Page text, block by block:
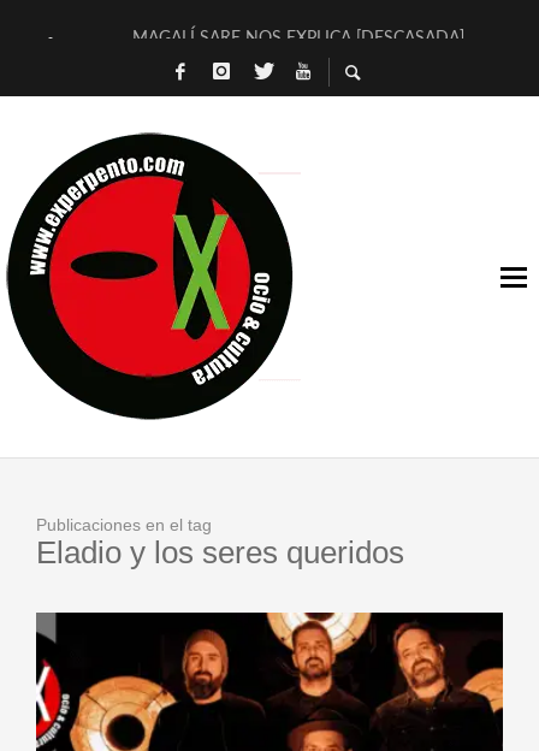
MAGALÍ SARE NOS EXPLICA [DESCASADA]
«NO TENGO PUTOS SUEÑOS»
[LA BOLA NEGRA] DE JAVIER CALVO Y JAVIER AMBROSSI
OSLO OVNIES LLEGAN CORRIENDO A ARANDA
FÉLIX CALVO NOS PRESENTA [LAS PALMERAS] (NOVELA
[EL SER QUERIDO] DE RODRIGO SOROGOYEN
ENTREVISTA A IVÁN HUMANES POR [EL LIBRO ROJO]
ARRABAL, ARRABAL, ARRABAL, ARRABEAUX
Publicaciones en el tag
Eladio y los seres queridos